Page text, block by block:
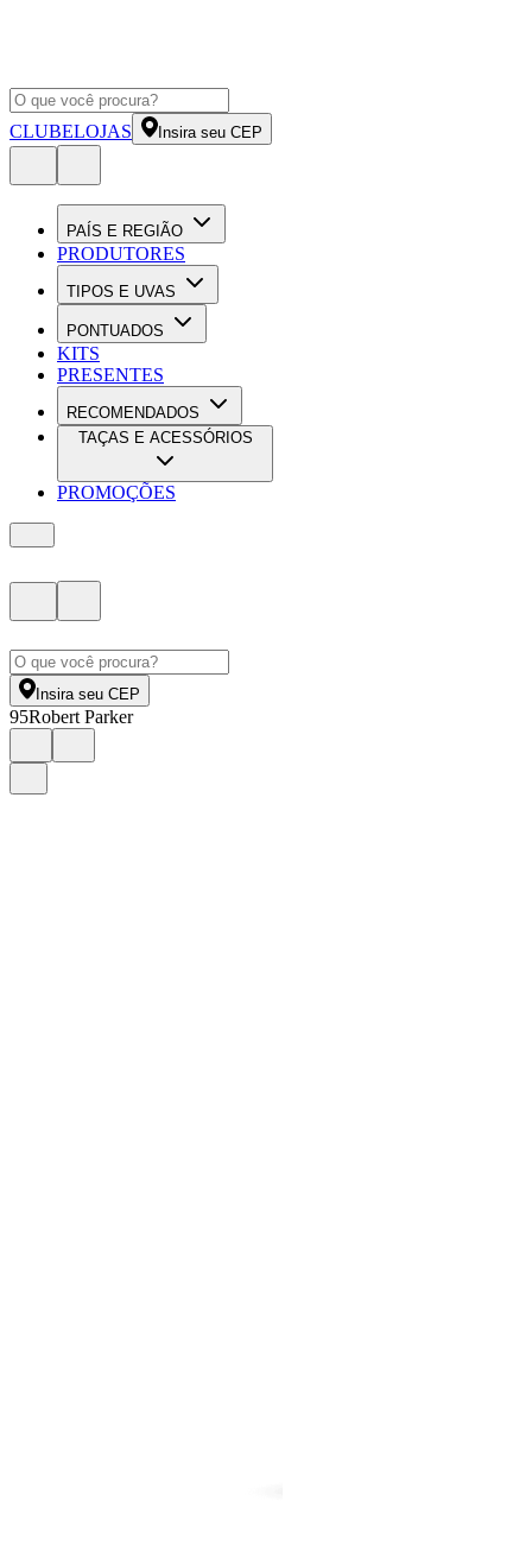
CLUBELOJAS Insira seu CEP
PAÍS E REGIÃO
PRODUTORES
TIPOS E UVAS
PONTUADOS
KITS
PRESENTES
RECOMENDADOS
TAÇAS E ACESSÓRIOS
PROMOÇÕES
Insira seu CEP
95Robert Parker